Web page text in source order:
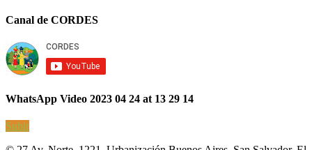
Canal de CORDES
WhatsApp Video 2023 04 24 at 13 29 14
Subir